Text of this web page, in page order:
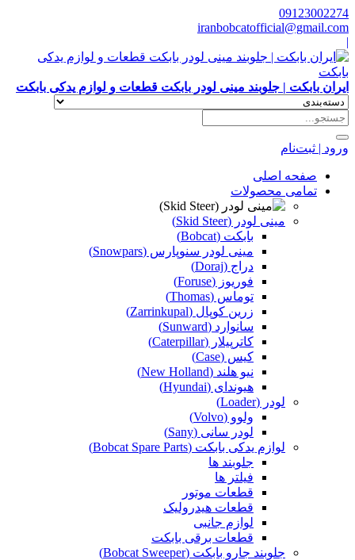
09123002274
iranbobcatofficial@gmail.com
|
ایران بابکت | جلوبند مینی لودر بابکت قطعات و لوازم یدکی بابکت
ورود | ثبت‌نام
صفحه اصلی
تمامی محصولات
مینی لودر (Skid Steer)
بابکت (Bobcat)
مینی لودر سنوپارس (Snowpars)
دراج (Doraj)
فوریوز (Foruse)
توماس (Thomas)
زرین کوپال (Zarrinkupal)
سانوارد (Sunward)
کاترپیلار (Caterpillar)
کیس (Case)
نیو هلند (New Holland)
هیوندای (Hyundai)
لودر (Loader)
ولوو (Volvo)
لودر سانی (Sany)
لوازم یدکی بابکت (Bobcat Spare Parts)
جلوبند ها
فیلتر ها
قطعات موتور
قطعات هیدرولیک
لوازم جانبی
قطعات برقی بابکت
جلوبند جارو بابکت (Bobcat Sweeper)